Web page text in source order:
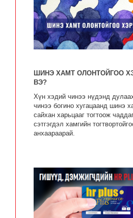
ШИНЭ ХАМТ ОЛОНТОЙГОО
ВЭ?
Хүн хэдий чинээ нүдэнд
чинээ богино хугацаанд шинэ
сайхан харьцааг тогтоож
сэтгэгдэл хамгийн
анхаараарай.